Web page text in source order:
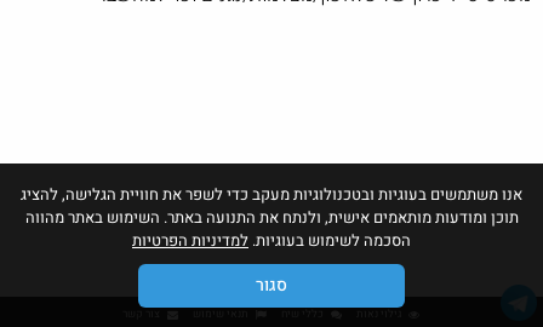
אנו משתמשים בעוגיות ובטכנולוגיות מעקב כדי לשפר את חוויית הגלישה, להציג
תוכן ומודעות מותאמים אישית, ולנתח את התנועה באתר. השימוש באתר מהווה
הסכמה לשימוש בעוגיות. למדיניות הפרטיות
סגור